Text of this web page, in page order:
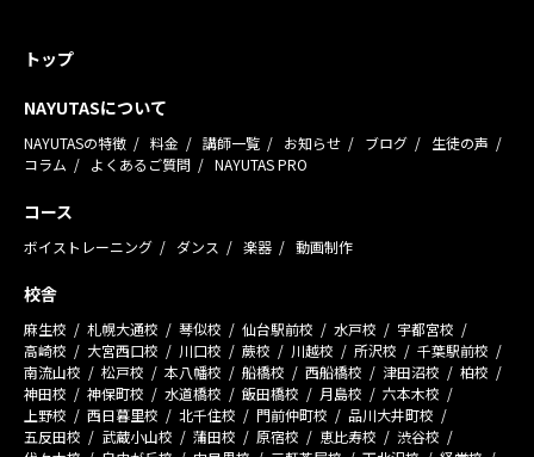
トップ
NAYUTASについて
NAYUTASの特徴 料金 講師一覧 お知らせ ブログ
生徒の声
コラム
よくあるご質問 NAYUTAS PRO
コース
ボイストレーニング ダンス 楽器 動画制作
校舎
麻生校 札幌大通校 琴似校 仙台駅前校 水戸校
宇都宮校
高崎校
大宮西口校 川口校 蕨校 川越校 所沢校
千葉駅前校
南流山校
松戸校 本八幡校 船橋校 西船橋校 津田沼校
柏校
神田校
神保町校 水道橋校 飯田橋校 月島校
六本木校
上野校
西日暮里校 北千住校 門前仲町校
品川大井町校
五反田校
武蔵小山校 蒲田校 原宿校 恵比寿校
渋谷校